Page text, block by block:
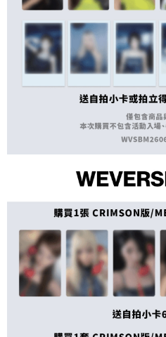
是否繳費成功／繳費後需取消欲退款等
【注意事項】
１．透過由恩沛科技股份有限公司提供
易，需依本服務之必要範圍內提供個人
２．關於個人資料處理事宜，請瀏覽以
３．未成年的使用者請事先徵得法定代
「AFTEE先享後付」，若未經同意申辦
４．使用「AFTEE先享後付」時，將
時審查核予不同之上限額度；若仍有額
請求用戶進行身份認證。
恩沛科技股份有限公司將有權停止該用
每筆NT$60，滿NT$1,599(含以上)
新竹貨運
每筆NT$90
亞洲國家/地區配送